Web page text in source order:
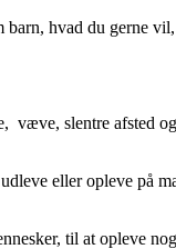
hvad du gerne
væve, slentre afsted
eller opleve på
til at opleve